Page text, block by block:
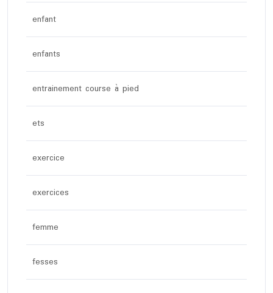
enfant
enfants
entrainement course à pied
ets
exercice
exercices
femme
fesses